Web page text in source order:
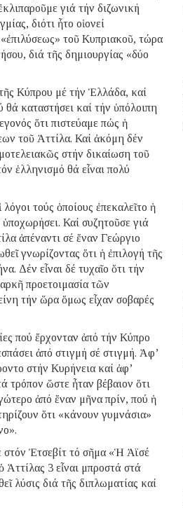
γιά τήν διζωνική
διότι ἦτο οἱονεί
τοῦ Κυπριακοῦ, τώρα
διά τῆς δημιουργίας «δύο
Κύπρου μέ τήν Ἑλλάδα, καί
καταστήσει καί τήν ὑπόλοιπη
ὅτι πιστεύαμε πώς ἡ
τοῦ Ἀττίλα. Καί ἀκόμη δέν
στήν δικαίωση τοῦ
ἑλληνισμό θά εἶναι πολύ
τούς ὁποίους ἐπεκαλεῖτο ἡ
Καί συζητοῦσε γιά
ἀπέναντι σέ ἕναν Γεώργιο
γνωρίζοντας ὅτι ἡ ἐπιλογή τῆς
Δέν εἶναι δέ τυχαῖο ὅτι τήν
προετοιμασία τῶν
τήν ὥρα ὅμως εἶχαν σοβαρές
πού ἔρχονταν ἀπό τήν Κύπρο
ἀπό στιγμή σέ στιγμή. Ἀφ’
στήν Κυρήνεια καί ἀφ’
τρόπον ὥστε ἦταν βέβαιον ὅτι
ἀπό ἕναν μῆνα πρίν, πού ἡ
ὅτι «κάνουν γυμνάσια»
στόν Ἐτσεβίτ τό σῆμα «Ἡ Ἀϊσέ
Ἀττίλας 3 εἶναι μπροστά στά
λύσις διά τῆς διπλωματίας καί